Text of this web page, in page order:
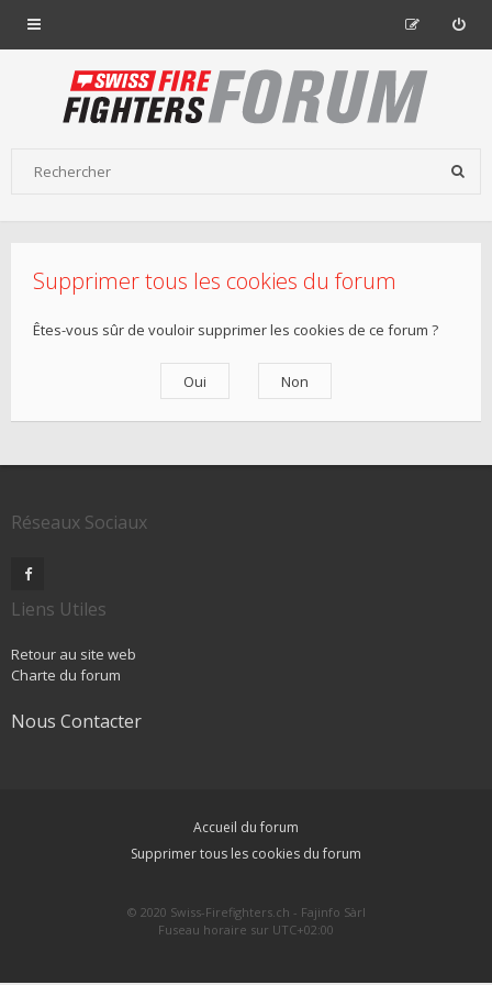
Supprimer tous les cookies du forum
Êtes-vous sûr de vouloir supprimer les cookies de ce forum ?
Réseaux Sociaux
Liens Utiles
Retour au site web
Charte du forum
Nous Contacter
Accueil du forum
Supprimer tous les cookies du forum
© 2020 Swiss-Firefighters.ch - Fajinfo Sàrl
Fuseau horaire sur UTC+02:00